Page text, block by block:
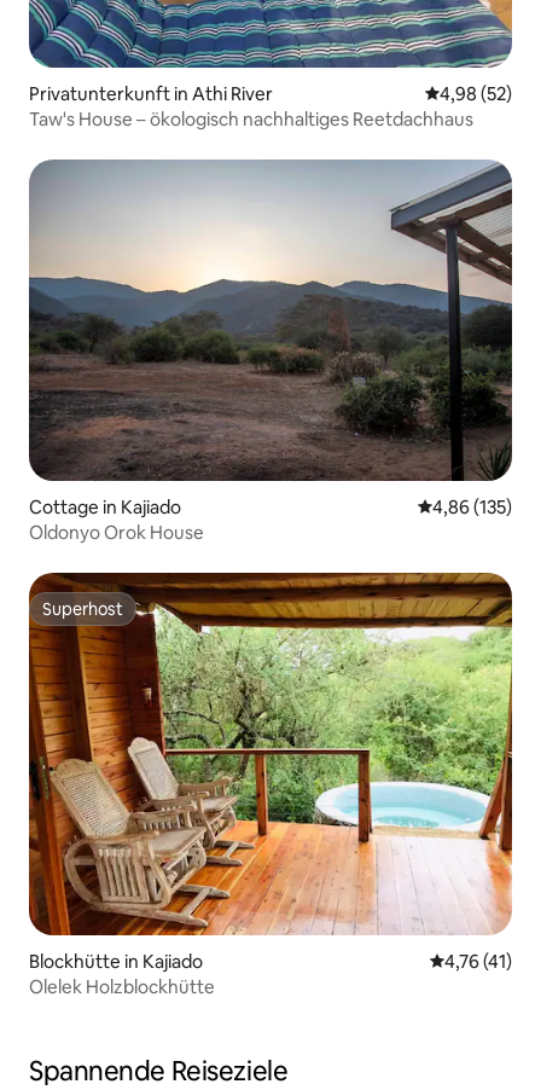
Privatunterkunft in Athi River
4,98 (52)
Taw's House – ökologisch nachhaltiges Reetdachhaus
Cottage in Kajiado
4,86 (135)
Oldonyo Orok House
Superhost
Superhost
Blockhütte in Kajiado
4,76 (41)
Olelek Holzblockhütte
Spannende Reiseziele